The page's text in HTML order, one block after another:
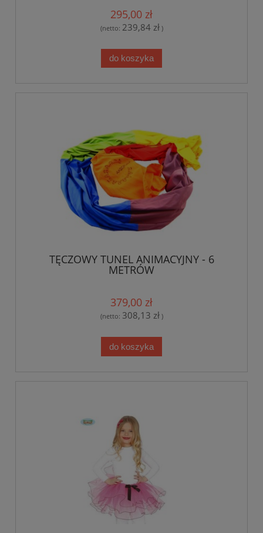
295,00 zł
(netto: 239,84 zł)
do koszyka
TĘCZOWY TUNEL ANIMACYJNY - 6
METRÓW
379,00 zł
(netto: 308,13 zł)
do koszyka